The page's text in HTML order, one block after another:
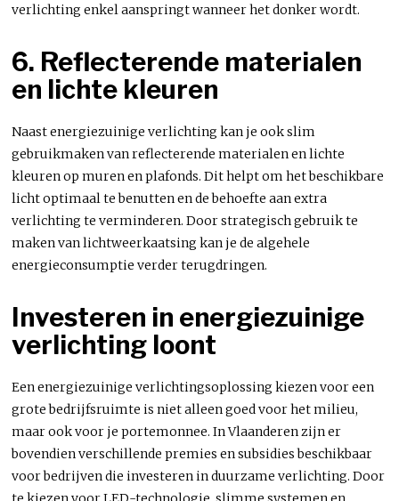
verlichting enkel aanspringt wanneer het donker wordt.
6. Reflecterende materialen
en lichte kleuren
Naast energiezuinige verlichting kan je ook slim
gebruikmaken van reflecterende materialen en lichte
kleuren op muren en plafonds. Dit helpt om het beschikbare
licht optimaal te benutten en de behoefte aan extra
verlichting te verminderen. Door strategisch gebruik te
maken van lichtweerkaatsing kan je de algehele
energieconsumptie verder terugdringen.
Investeren in energiezuinige
verlichting loont
Een energiezuinige verlichtingsoplossing kiezen voor een
grote bedrijfsruimte is niet alleen goed voor het milieu,
maar ook voor je portemonnee. In Vlaanderen zijn er
bovendien verschillende premies en subsidies beschikbaar
voor bedrijven die investeren in duurzame verlichting. Door